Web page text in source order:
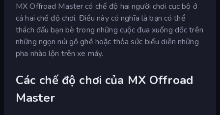
MX Offroad Master có chế độ hai người chơi cục bộ ở
cả hai chế độ chơi. Điều này có nghĩa là bạn có thể
thách đấu bạn bè trong những cuộc đua xuống dốc trên
những ngọn núi gồ ghề hoặc thỏa sức biểu diễn những
pha nhào lộn trên xe máy.
Các chế độ chơi của MX Offroad
Master